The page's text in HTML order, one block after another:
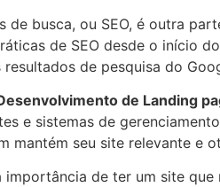
de busca, ou SEO, é outra
de SEO desde o início
de pesquisa do
de Landing
e sistemas de
mantém seu site relevante e
importância de ter um site que